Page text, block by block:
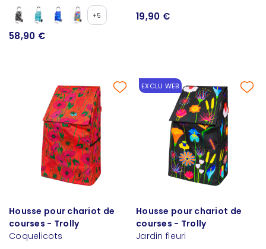
+5
58,90 €
19,90 €
Housse pour chariot de
courses - Trolly
Coquelicots
EXCLU WEB
Housse pour chariot de
courses - Trolly
Jardin fleuri